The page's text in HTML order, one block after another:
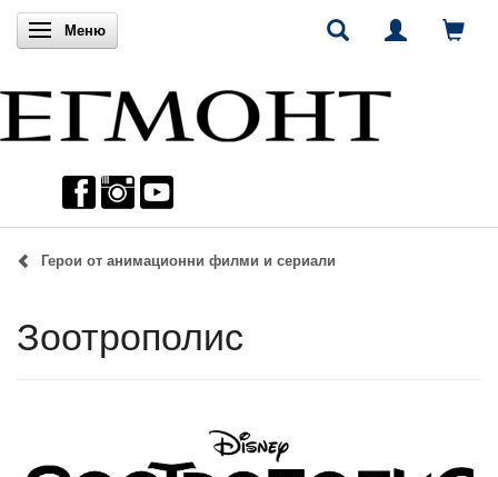
Включи навигацията
Меню
Герои от анимационни филми и сериали
Зоотрополис